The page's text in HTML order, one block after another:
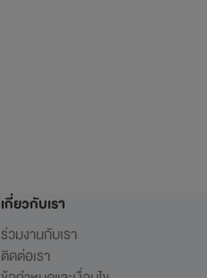
เกี่ยวกับเรา
ร่วมงานกับเรา
ติดต่อเรา